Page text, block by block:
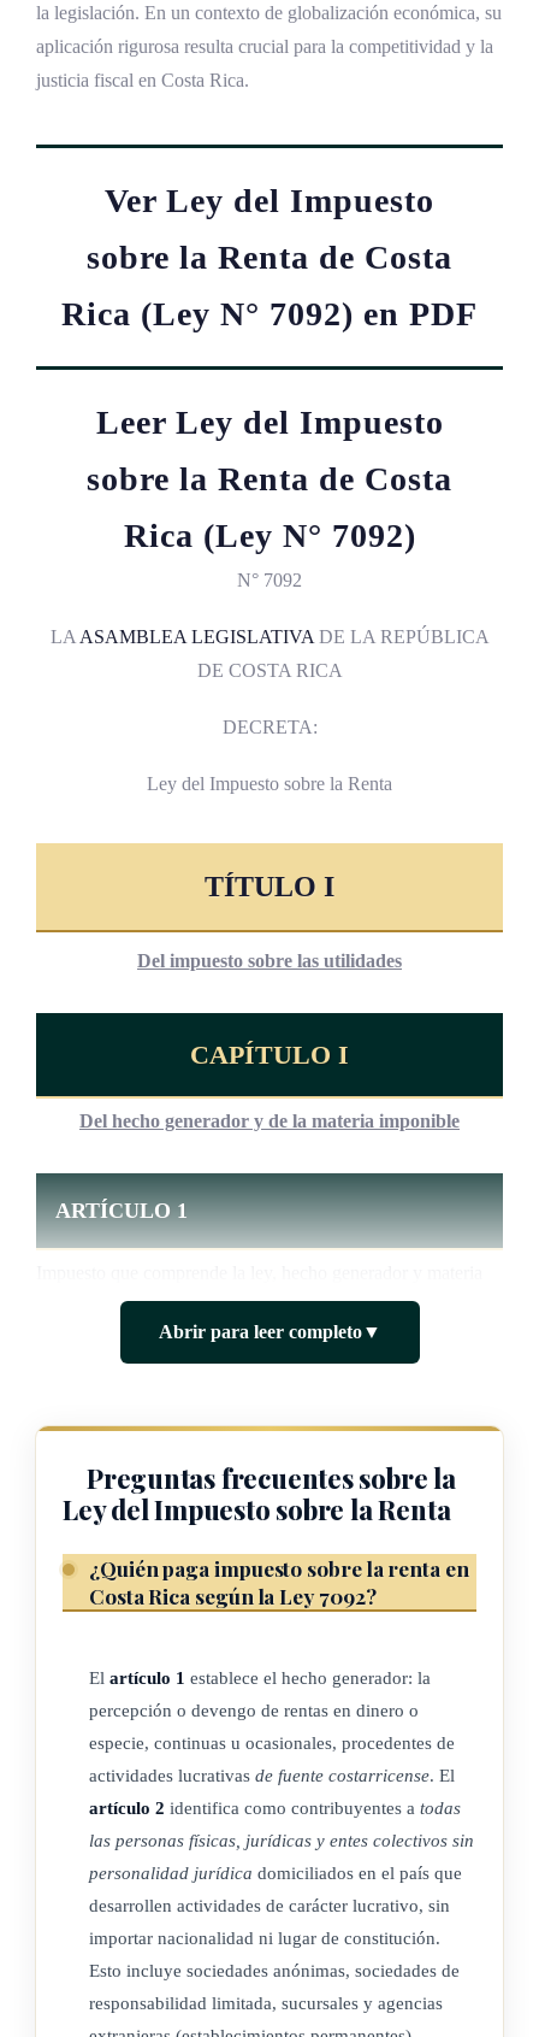
la legislación. En un contexto de globalización económica, su
aplicación rigurosa resulta crucial para la competitividad y la
justicia fiscal en Costa Rica.
Ver Ley del Impuesto
sobre la Renta de Costa
Rica (Ley N° 7092) en PDF
Leer Ley del Impuesto
sobre la Renta de Costa
Rica (Ley N° 7092)
N° 7092
LA ASAMBLEA LEGISLATIVA DE LA REPÚBLICA
DE COSTA RICA
DECRETA:
Ley del Impuesto sobre la Renta
TÍTULO I
Del impuesto sobre las utilidades
CAPÍTULO I
Del hecho generador y de la materia imponible
ARTÍCULO 1
imponible. Se establece un impuesto sobre las utilidades de
las personas físicas, jurídicas y entes colectivos sin
El hecho generador del impuesto sobre las utilidades es la
percepción o devengo de rentas en dinero o en especie,
continuas u ocasionales, procedentes de actividades lucrativas
de fuente costarricense, así como cualquier otro ingreso o
beneficio de fuente costarricense no exceptuado por ley.
rentas, ingresos, o beneficios de fuente costarricense los
generados exclusivamente en el territorio nacional conforme
a la definición de espacio territorial y para cuyos efectos
deberá entenderse el territorio nacional según los límites
geográficos establecidos en los artículos 5 y 6 de la
disposiciones de esta ley, con independencia de la
nacionalidad, el domicilio o la residencia de quienes
intervengan en las operaciones de celebración de los
Abrir para leer completo▼
Preguntas frecuentes sobre la
Ley del Impuesto sobre la Renta
¿Quién paga impuesto sobre la renta en
Costa Rica según la Ley 7092?
El artículo 1 establece el hecho generador: la
percepción o devengo de rentas en dinero o
especie, continuas u ocasionales, procedentes de
actividades lucrativas de fuente costarricense. El
artículo 2 identifica como contribuyentes a todas
las personas físicas, jurídicas y entes colectivos sin
personalidad jurídica domiciliados en el país que
desarrollen actividades de carácter lucrativo, sin
importar nacionalidad ni lugar de constitución.
Esto incluye sociedades anónimas, sociedades de
responsabilidad limitada, sucursales y agencias